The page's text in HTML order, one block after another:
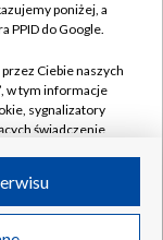
poniżej, a
PPID do Google.
Ciebie naszych
w tym informacje
sygnalizatory
świadczenie
Ciebie